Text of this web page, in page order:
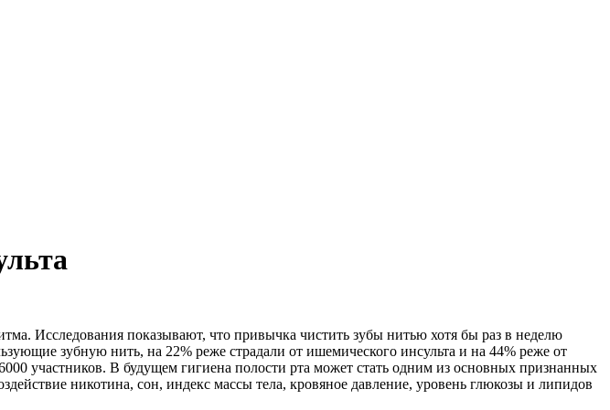
Исследования показывают, что привычка чистить зубы нитью хотя бы раз в неделю
зубную нить, на 22% реже страдали от ишемического инсульта и на 44% реже от
участников. В будущем гигиена полости рта может стать одним из основных признанных
никотина, сон, индекс массы тела, кровяное давление, уровень глюкозы и липидов